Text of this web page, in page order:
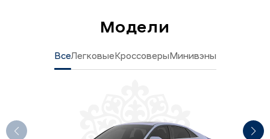
Модели
ВсеЛегковыеКроссоверыМинивэны